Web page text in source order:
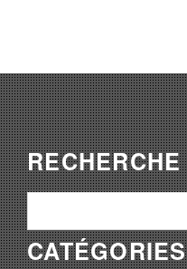
RECHERCHE
CATÉGORIES